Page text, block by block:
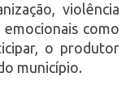
violência
como
o produtor
município.